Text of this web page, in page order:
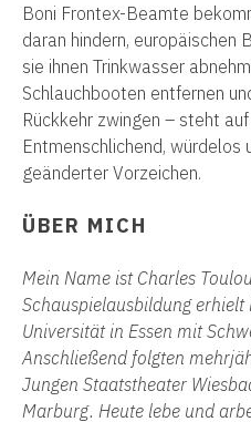
Boni Frontex-Beamte
daran hindern, europäischen
sie ihnen Trinkwasser
Schlauchbooten entfernen
Rückkehr zwingen – steht
Entmenschlichend,
geänderter Vorzeichen.
ÜBER MICH
Mein Name ist Charles
Schauspielausbildung
Universität in Essen mit
Anschließend folgten
Jungen Staatstheater
Marburg. Heute lebe und